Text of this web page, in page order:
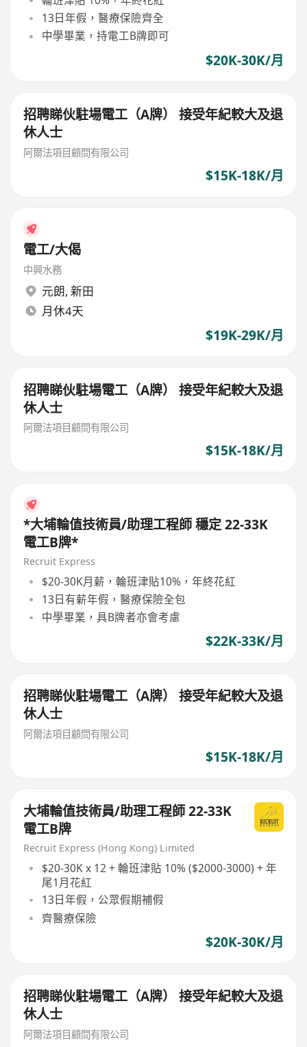
13日年假，醫療保險齊全
中學畢業，持電工B牌即可
$20K-30K/月
招聘睇伙駐場電工（A牌） 接受年紀較大及退
休人士
阿爾法項目顧問有限公司
$15K-18K/月
電工/大偈
中興水務
元朗, 新田
月休4天
$19K-29K/月
招聘睇伙駐場電工（A牌） 接受年紀較大及退
休人士
阿爾法項目顧問有限公司
$15K-18K/月
*大埔輪值技術員/助理工程師 穩定 22-33K
電工B牌*
Recruit Express
$20-30K月薪，輪班津貼10%，年終花紅
13日有薪年假，醫療保險全包
中學畢業，具B牌者亦會考慮
$22K-33K/月
招聘睇伙駐場電工（A牌） 接受年紀較大及退
休人士
阿爾法項目顧問有限公司
$15K-18K/月
大埔輪值技術員/助理工程師 22-33K
電工B牌
Recruit Express (Hong Kong) Limited
$20-30K x 12 + 輪班津貼 10% ($2000-3000) + 年
尾1月花紅
13日年假，公眾假期補假
齊醫療保險
$20K-30K/月
招聘睇伙駐場電工（A牌） 接受年紀較大及退
休人士
阿爾法項目顧問有限公司